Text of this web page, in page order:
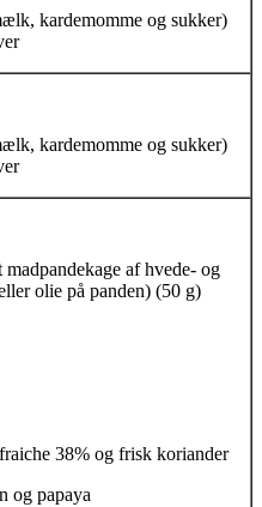
kardemomme og sukker)
kardemomme og sukker)
af hvede- og
olie på panden) (50 g)
38% og frisk koriander
og papaya